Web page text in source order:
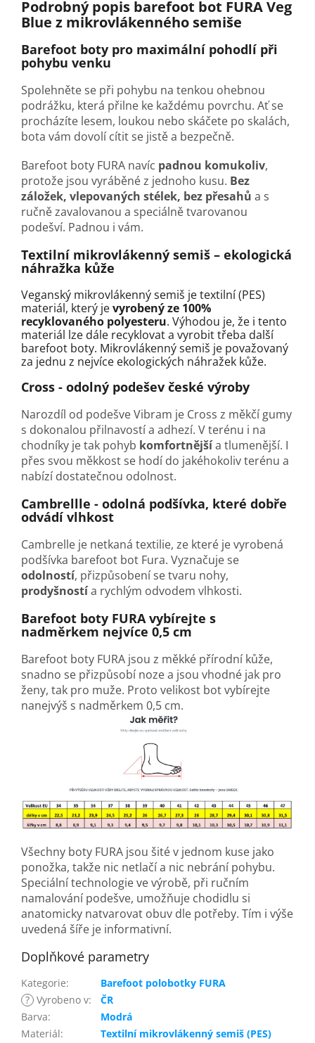
Podrobný popis barefoot bot FURA Veg
Blue z mikrovlákenného semiše
Barefoot boty pro maximální pohodlí při
pohybu venku
Spolehněte se při pohybu na tenkou ohebnou
podrážku, která přilne ke každému povrchu. Ať se
procházíte lesem, loukou nebo skáčete po skalách,
bota vám dovolí cítit se jistě a bezpečně.
Barefoot boty FURA navíc padnou komukoliv,
protože jsou vyráběné z jednoho kusu. Bez
záložek, vlepovaných stélek, bez přesahů a s
ručně zavalovanou a speciálně tvarovanou
podešví. Padnou i vám.
Textilní mikrovlákenný semiš – ekologická
náhražka kůže
Veganský mikrovlákenný semiš je textilní (PES)
materiál, který jevyrobený ze 100%
recyklovaného polyesteru. Výhodou je, že i tento
materiál lze dále recyklovat a vyrobit třeba další
barefoot boty. Mikrovlákenný semiš je považovaný
za jednu z nejvíce ekologických náhražek kůže.
Cross - odolný podešev české výroby
Narozdíl od podešve Vibram je Cross z měkčí gumy
s dokonalou přilnavostí a adhezí. V terénu i na
chodníky je tak pohyb komfortnějšía tlumenější. I
přes svou měkkost se hodí do jakéhokoliv terénu a
nabízí dostatečnou odolnost.
Cambrellle - odolná podšívka, které dobře
odvádí vlhkost
Cambrelle je netkaná textilie, ze které je vyrobená
podšívka barefoot bot Fura. Vyznačuje se
odolností, přizpůsobení se tvaru nohy,
prodyšnostía rychlým odvodem vlhkosti.
Barefoot boty FURA vybírejte s
nadměrkem nejvíce 0,5 cm
Barefoot boty FURA jsou z měkké přírodní kůže,
snadno se přizpůsobí noze a jsou vhodné jak pro
ženy, tak pro muže. Proto velikost bot vybírejte
nanejvýš s nadměrkem 0,5 cm.
Všechny boty FURA jsou šité v jednom kuse jako
ponožka, takže nic netlačí a nic nebrání pohybu.
Speciální technologie ve výrobě, při ručním
namalování podešve, umožňuje chodidlu si
anatomicky natvarovat obuv dle potřeby. Tím i výše
uvedená šíře je informativní.
Doplňkové parametry
Kategorie:
Barefoot polobotky FURA
? Vyrobeno v:
ČR
Barva:
Modrá
Materiál:
Textilní mikrovlákenný semiš (PES)